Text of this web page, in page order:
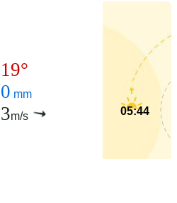
19°
0 mm
3m/s 05:44